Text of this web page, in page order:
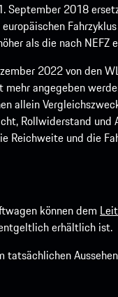
September 2018
als die nach NEFZ
2022 von den
angegeben
allein
Rollwiderstand und
Reichweite und die
können dem
erhältlich ist.